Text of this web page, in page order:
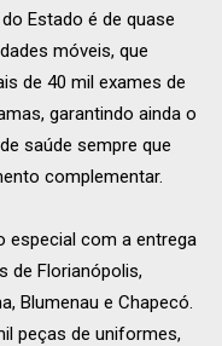
Estado é de quase
móveis, que
de 40 mil exames de
garantindo ainda o
saúde sempre que
complementar.
especial com a entrega
de Florianópolis,
Blumenau e Chapecó.
peças de uniformes,